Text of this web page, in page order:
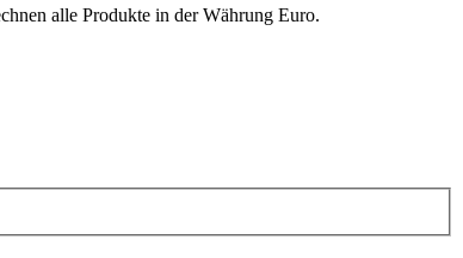
alle Produkte in der Währung Euro.